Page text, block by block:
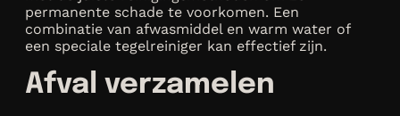
permanente schade te voorkomen. Een
combinatie van afwasmiddel en warm water of
een speciale tegelreiniger kan effectief zijn.
Afval verzamelen